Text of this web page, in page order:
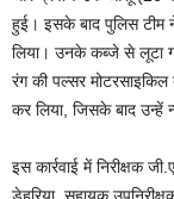
हुई। इसके बाद पुलिस टीम ने
लिया। उनके कब्जे से लूटा
रंग की पल्सर
कर लिया, जिसके बाद उन्हें
इस कार्रवाई में निरीक्षक
डेहरिया, सहायक